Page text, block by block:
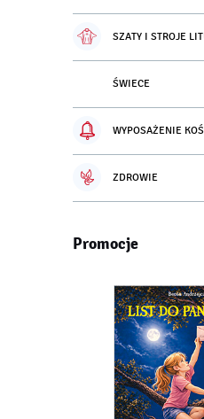
SZATY I STROJE
ŚWIECE
WYPOSAŻENIE
ZDROWIE
Promocje